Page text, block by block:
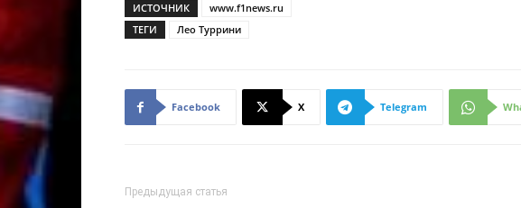
ИСТОЧНИК
www.f1news.ru
ТЕГИ
Лео Туррини
Facebook X Telegram
Предыдущая статья